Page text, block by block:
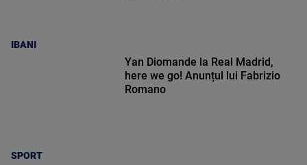
IBANI
SPORT
Yan Diomande la Real Madrid,
here we go! Anunțul lui Fabrizio
Romano